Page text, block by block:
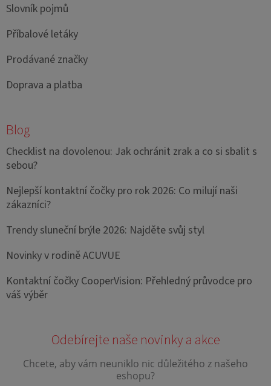
Slovník pojmů
Příbalové letáky
Prodávané značky
Doprava a platba
Blog
Checklist na dovolenou: Jak ochránit zrak a co si sbalit s
sebou?
Nejlepší kontaktní čočky pro rok 2026: Co milují naši
zákazníci?
Trendy sluneční brýle 2026: Najděte svůj styl
Novinky v rodině ACUVUE
Kontaktní čočky CooperVision: Přehledný průvodce pro
váš výběr